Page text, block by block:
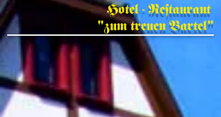
Hotel - Restaurant
"zum treuen Bartel"